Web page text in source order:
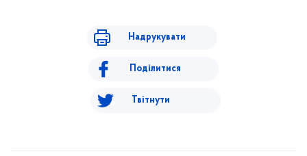
Надрукувати
Поділитися
Твітнути